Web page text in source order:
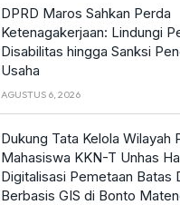
DPRD Maros Sahkan Perda
Ketenagakerjaan: Lindungi
Disabilitas hingga Sanksi
Usaha
AGUSTUS 6, 2026
Dukung Tata Kelola Wilayah
Mahasiswa KKN-T Unhas
Digitalisasi Pemetaan Batas
Berbasis GIS di Bonto